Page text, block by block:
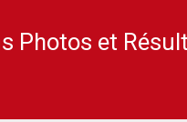
Photos et